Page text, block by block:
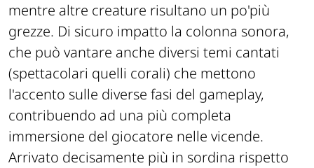
mentre altre creature risultano un po'più
grezze. Di sicuro impatto la colonna sonora,
che può vantare anche diversi temi cantati
(spettacolari quelli corali) che mettono
l'accento sulle diverse fasi del gameplay,
contribuendo ad una più completa
immersione del giocatore nelle vicende.
Arrivato decisamente più in sordina rispetto